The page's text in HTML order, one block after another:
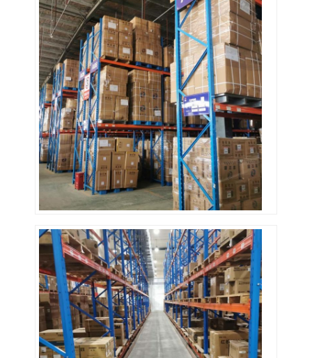
スチールパレット
アルミパレット
金属パレット箱
ワイヤーメッシュの檻